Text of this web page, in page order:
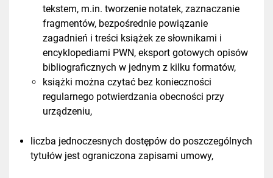
tekstem, m.in. tworzenie notatek, zaznaczanie
fragmentów, bezpośrednie powiązanie
zagadnień i treści książek ze słownikami i
encyklopediami PWN, eksport gotowych opisów
bibliograficznych w jednym z kilku formatów,
książki można czytać bez konieczności
regularnego potwierdzania obecności przy
urządzeniu,
liczba jednoczesnych dostępów do poszczególnych
tytułów jest ograniczona zapisami umowy,